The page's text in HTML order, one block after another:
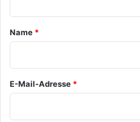
a
*
Name *
E-Mail-Adresse *